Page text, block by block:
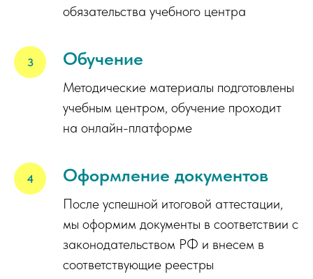
обязательства учебного центра
Обучение
Методические материалы подготовлены
учебным центром, обучение проходит
на онлайн-платформе
Оформление документов
После успешной итоговой аттестации,
мы оформим документы в соответствии с
законодательством РФ и внесем в
соответствующие реестры